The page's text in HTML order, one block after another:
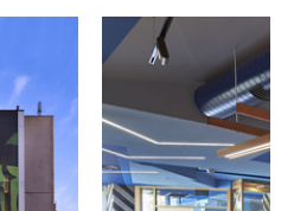
Architecture +
的創會主席、亦是墨爾本市
的成員，以及墨爾本大學
Islander Cultural Heritage
成員。他致力推廣原住民的
將之帶到建築業界和學術